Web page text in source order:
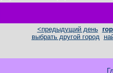
<предыдущий день
выбрать другой город